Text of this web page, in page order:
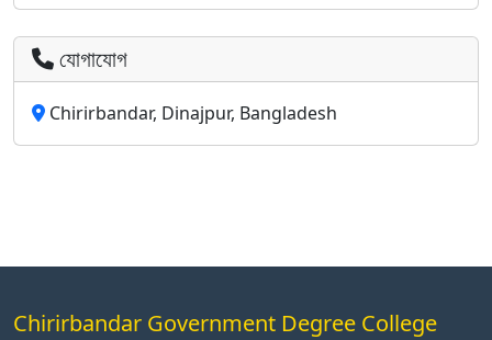
যোগাযোগ
Chirirbandar, Dinajpur, Bangladesh
Chirirbandar Government Degree College